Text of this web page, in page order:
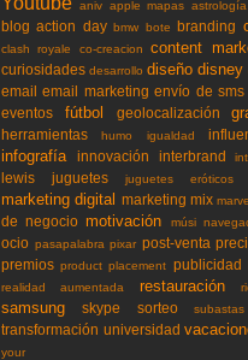
aniv apple mapas astrología
blog action day bmw bote branding
clash royale co-creacion content
curiosidades desarrollo diseño disney
email email marketing envío de sms
eventos
fútbol geolocalización
herramientas humo igualdad
infografía
innovación interbrand
lewis
juguetes juguetes eróticos
marketing digital marketing mix
de negocio motivación músi
ocio pasapalabra pixar post-venta
premios product placement publicidad
realidad aumentada
restauración
samsung skype sorteo subastas
transformación universidad
your